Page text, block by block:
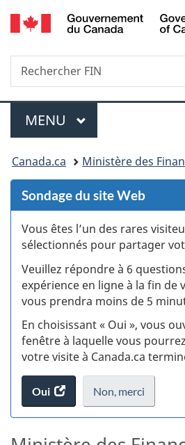
au
au
à
du
à
Recherche
Rechercher
FIN
Menu
MENU PRINCIPAL
Vous
êtes
ici :
Canada.ca Ministère des
Sondage du site Web
Vous êtes l’un des rares
sélectionnés pour partager
Veuillez répondre à 6
expérience en ligne à la fin de
vous prendra moins de 5
En choisissant « Oui », vous
fenêtre à laquelle vous
votre visite à Canada.ca
Oui
accéder
au
Non, je
ne
pas
merci